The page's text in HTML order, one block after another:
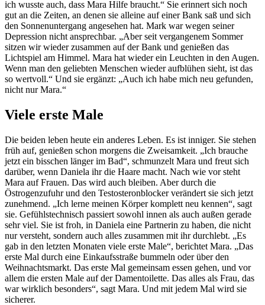
ich wusste auch, dass Mara Hilfe braucht.“ Sie erinnert sich noch
gut an die Zeiten, an denen sie alleine auf einer Bank saß und sich
den Sonnenuntergang angesehen hat. Mark war wegen seiner
Depression nicht ansprechbar. „Aber seit vergangenem Sommer
sitzen wir wieder zusammen auf der Bank und genießen das
Lichtspiel am Himmel. Mara hat wieder ein Leuchten in den Augen.
Wenn man den geliebten Menschen wieder aufblühen sieht, ist das
so wertvoll.“ Und sie ergänzt: „Auch ich habe mich neu gefunden,
nicht nur Mara.“
Viele erste Male
Die beiden leben heute ein anderes Leben. Es ist inniger. Sie stehen
früh auf, genießen schon morgens die Zweisamkeit. „Ich brauche
jetzt ein bisschen länger im Bad“, schmunzelt Mara und freut sich
darüber, wenn Daniela ihr die Haare macht. Nach wie vor steht
Mara auf Frauen. Das wird auch bleiben. Aber durch die
Östrogenzufuhr und den Testosteronblocker verändert sie sich jetzt
zunehmend. „Ich lerne meinen Körper komplett neu kennen“, sagt
sie. Gefühlstechnisch passiert sowohl innen als auch außen gerade
sehr viel. Sie ist froh, in Daniela eine Partnerin zu haben, die nicht
nur versteht, sondern auch alles zusammen mit ihr durchlebt. „Es
gab in den letzten Monaten viele erste Male“, berichtet Mara. „Das
erste Mal durch eine Einkaufsstraße bummeln oder über den
Weihnachtsmarkt. Das erste Mal gemeinsam essen gehen, und vor
allem die ersten Male auf der Damentoilette. Das alles als Frau, das
war wirklich besonders“, sagt Mara. Und mit jedem Mal wird sie
sicherer.